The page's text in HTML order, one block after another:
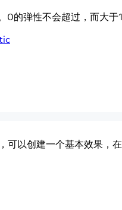
0的弹性不会超过，而大于
可以创建一个基本效果，